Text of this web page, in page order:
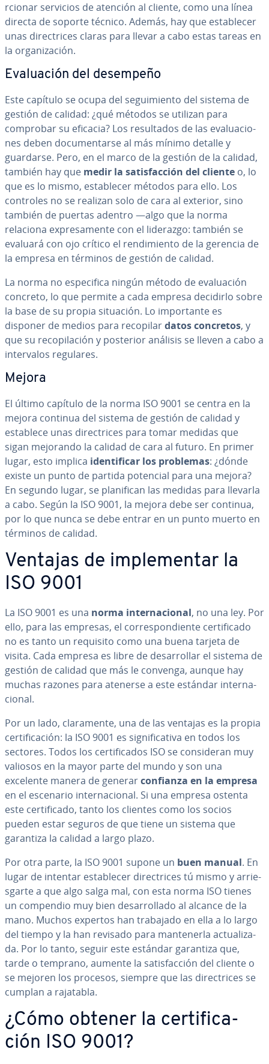
r­cio­nar servicios de atención al cliente, como una línea
directa de soporte técnico. Además, hay que es­ta­ble­cer
unas di­re­c­tri­ces claras para llevar a cabo estas tareas en
la or­ga­ni­za­ción.
Eva­lua­ción del desempeño
Este capítulo se ocupa del se­gui­mie­n­to del sistema de
gestión de calidad: ¿qué métodos se utilizan para
comprobar su eficacia? Los re­su­l­ta­dos de las eva­lua­cio­
nes deben do­cu­me­n­tar­se al más mínimo detalle y
guardarse. Pero, en el marco de la gestión de la calidad,
también hay que medir la sa­ti­s­fa­c­ción del cliente o, lo
que es lo mismo, es­ta­ble­cer métodos para ello. Los
controles no se realizan solo de cara al exterior, sino
también de puertas adentro ―algo que la norma
relaciona ex­pre­sa­me­n­te con el liderazgo: también se
evaluará con ojo crítico el re­n­di­mie­n­to de la gerencia de
la empresa en términos de gestión de calidad.
La norma no es­pe­ci­fi­ca ningún método de eva­lua­ción
concreto, lo que permite a cada empresa decidirlo sobre
la base de su propia situación. Lo im­po­r­ta­n­te es
disponer de medios para recopilardatos concretos, y
que su re­co­pi­la­ción y posterior análisis se lleven a cabo a
in­te­r­va­los regulares.
Mejora
El último capítulo de la norma ISO 9001 se centra en la
mejora continua del sistema de gestión de calidad y
establece unas di­re­c­tri­ces para tomar medidas que
sigan mejorando la calidad de cara al futuro. En primer
lugar, esto implica ide­n­ti­fi­car los problemas: ¿dónde
existe un punto de partida potencial para una mejora?
En segundo lugar, se pla­ni­fi­can las medidas para llevarla
a cabo. Según la ISO 9001, la mejora debe ser continua,
por lo que nunca se debe entrar en un punto muerto en
términos de calidad.
Ventajas de im­ple­me­n­tar la
ISO 9001
La ISO 9001 es una norma in­te­r­na­cio­nal, no una ley. Por
ello, para las empresas, el co­rre­s­po­n­die­n­te ce­r­ti­fi­ca­do
no es tanto un requisito como una buena tarjeta de
visita. Cada empresa es libre de de­sa­rro­llar el sistema de
gestión de calidad que más le convenga, aunque hay
muchas razones para atenerse a este estándar in­te­r­na­
cio­nal.
Por un lado, cla­ra­me­n­te, una de las ventajas es la propia
ce­r­ti­fi­ca­ción: la ISO 9001 es si­g­ni­fi­ca­ti­va en todos los
sectores. Todos los ce­r­ti­fi­ca­dos ISO se co­n­si­de­ran muy
valiosos en la mayor parte del mundo y son una
excelente manera de generarconfianza en la empresa
en el escenario in­te­r­na­cio­nal. Si una empresa ostenta
este ce­r­ti­fi­ca­do, tanto los clientes como los socios
pueden estar seguros de que tiene un sistema que
garantiza la calidad a largo plazo.
Por otra parte, la ISO 9001 supone un buen manual. En
lugar de intentar es­ta­ble­cer di­re­c­tri­ces tú mismo y arrie­
s­gar­te a que algo salga mal, con esta norma ISO tienes
un compendio muy bien de­sa­rro­lla­do al alcance de la
mano. Muchos expertos han trabajado en ella a lo largo
del tiempo y la han revisado para ma­n­te­ne­r­la ac­tua­li­za­
da. Por lo tanto, seguir este estándar garantiza que,
tarde o temprano, aumente la sa­ti­s­fa­c­ción del cliente o
se mejoren los procesos, siempre que las di­re­c­tri­ces se
cumplan a rajatabla.
¿Cómo obtener la ce­r­ti­fi­ca­
ción ISO 9001?